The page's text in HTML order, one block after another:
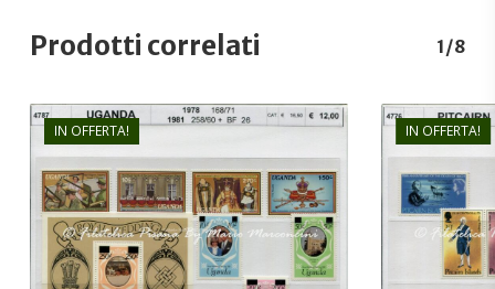
Prodotti correlati 1/8
IN OFFERTA!
€12,00
€8,30
IN OFFERTA!